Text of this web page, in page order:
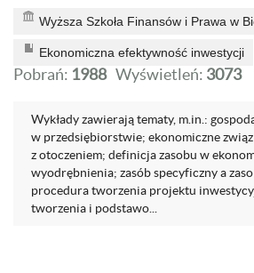
Wyższa Szkoła Finansów i Prawa w
Ekonomiczna efektywność inwestycji
Pobrań: 1988 Wyświetleń: 3073
Wykłady zawierają tematy, m.in.:
w przedsiębiorstwie; ekonomiczne
z otoczeniem; definicja zasobu w
wyodrębnienia; zasób specyficzny a
procedura tworzenia projektu
tworzenia i podstawo...